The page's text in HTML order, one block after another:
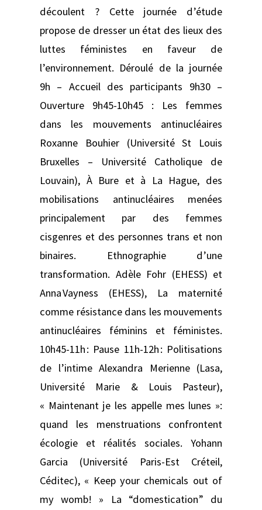
découlent ? Cette journée d’étude
propose de dresser un état des lieux des
luttes féministes en faveur de
l’environnement. Déroulé de la journée
9h – Accueil des participants 9h30 –
Ouverture 9h45-10h45 : Les femmes
dans les mouvements antinucléaires
Roxanne Bouhier (Université St Louis
Bruxelles – Université Catholique de
Louvain), À Bure et à La Hague, des
mobilisations antinucléaires menées
principalement par des femmes
cisgenres et des personnes trans et non
binaires. Ethnographie d’une
transformation. Adèle Fohr (EHESS) et
Anna Vayness (EHESS), La maternité
comme résistance dans les mouvements
antinucléaires féminins et féministes.
10h45-11h : Pause 11h-12h : Politisations
de l’intime Alexandra Merienne (Lasa,
Université Marie & Louis Pasteur),
« Maintenant je les appelle mes lunes »:
quand les menstruations confrontent
écologie et réalités sociales. Yohann
Garcia (Université Paris-Est Créteil,
Céditec), « Keep your chemicals out of
my womb! » La “domestication” du